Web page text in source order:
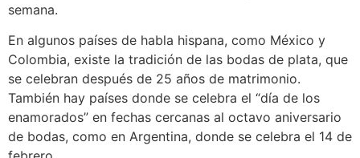
semana.
En algunos países de habla hispana, como México y
Colombia, existe la tradición de las bodas de plata, que
se celebran después de 25 años de matrimonio.
También hay países donde se celebra el “día de los
enamorados” en fechas cercanas al octavo aniversario
de bodas, como en Argentina, donde se celebra el 14 de